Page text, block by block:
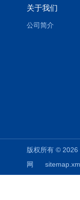
关于我们
公司简介
版权所有 ©
网